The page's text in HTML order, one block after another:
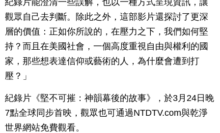
觀眾自己去判斷。除此之外，這部影片還探討了更深
層的價值：正如你所說的，在壓力之下，我們如何堅
持？而且在美國社會，一個高度重視自由與權利的國
家，那些想表達信仰或藝術的人，為什麼會遭到打
壓？」
紀錄片《堅不可摧：神韻幕後的故事》，於3月24日晚
7點全球同步首映，觀眾也可通過NTDTV.com與乾淨
世界網站免費觀看。